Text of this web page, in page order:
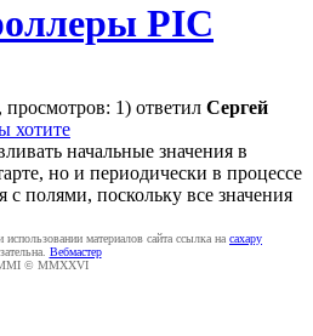
PIC
просмотров: 1) ответил Сергей
хотите
начальные значения в
но и периодически в процессе
с полями, поскольку все значения
материалов сайта ссылка на caxapу
Вебмастер
© MMXXVI